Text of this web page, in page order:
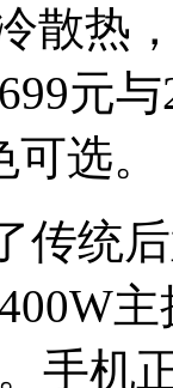
散热
元
选。
传统
手机